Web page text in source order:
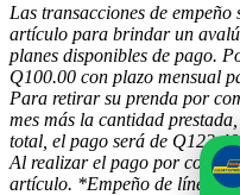
Las transacciones de
artículo para brindar un
planes disponibles de pago.
Q100.00 con plazo mensual
Para retirar su prenda por
mes más la cantidad
total, el pago será de
Al realizar el pago por
artículo. *Empeño de línea